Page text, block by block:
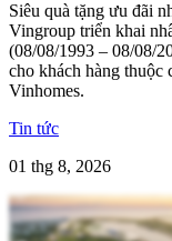
Siêu quà tặng ưu đãi
Vingroup triển khai
(08/08/1993 – 08/08/
cho khách hàng thuộc
Vinhomes.
Tin tức
01 thg 8, 2026